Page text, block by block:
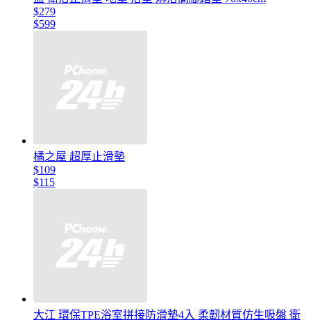
$279
$599
橘之屋 超厚止滑墊
$109
$115
大江 環保TPE浴室拼接防滑墊4入 柔韌材質仿生吸盤 衛